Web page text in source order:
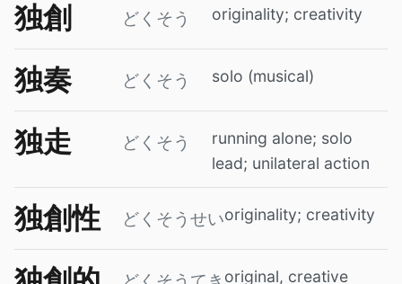
独創 どくそう originality; creativity
独奏 どくそう solo (musical)
独走 どくそう
running alone; solo
lead; unilateral action
独創性 どくそうせいoriginality; creativity
original, creative